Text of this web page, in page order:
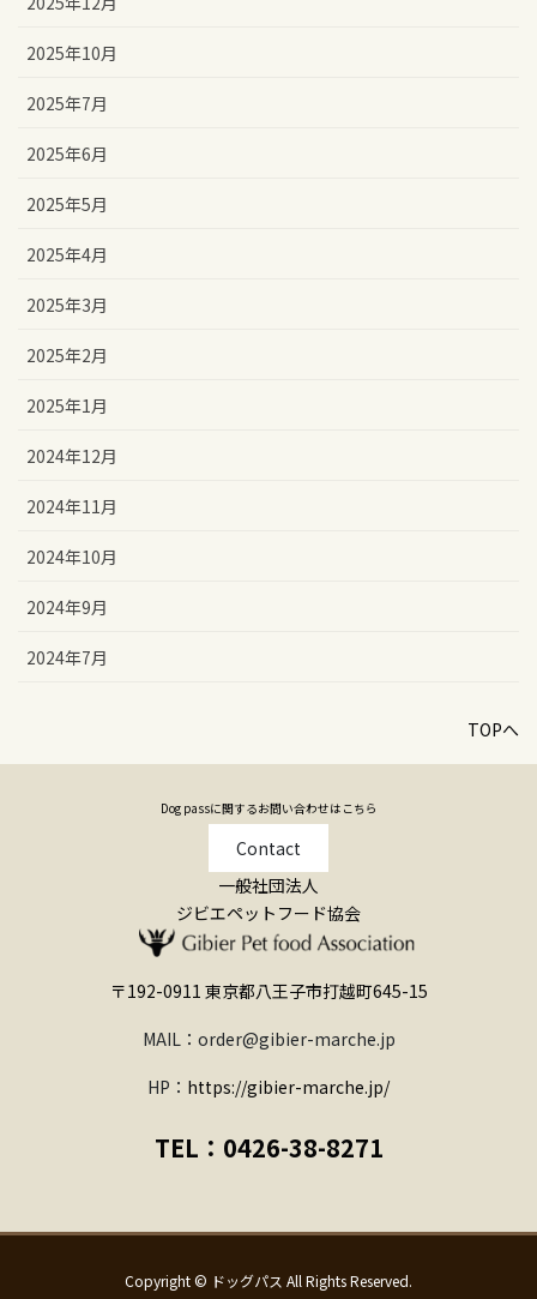
2025年10月
2025年7月
2025年6月
2025年5月
2025年4月
2025年3月
2025年2月
2025年1月
2024年12月
2024年11月
2024年10月
2024年9月
2024年7月
TOPへ
Dog passに関するお問い合わせはこちら
Contact
一般社団法人
ジビエペットフード協会
〒192-0911 東京都八王子市打越町645-15
MAIL：order@gibier-marche.jp
HP： https://gibier-marche.jp/
TEL：0426-38-8271
Copyright © ドッグパス All Rights Reserved.